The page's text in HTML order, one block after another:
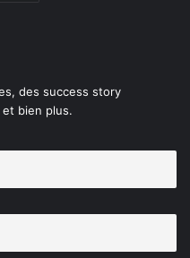
des success story
bien plus.